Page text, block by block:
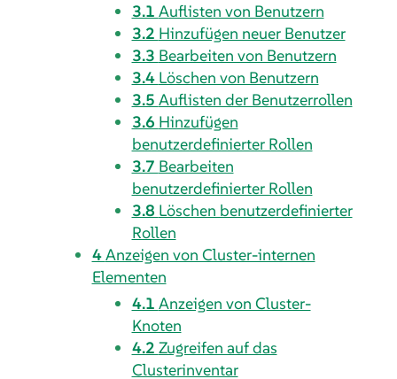
3.1 Auflisten von Benutzern
3.2 Hinzufügen neuer Benutzer
3.3 Bearbeiten von Benutzern
3.4 Löschen von Benutzern
3.5 Auflisten der Benutzerrollen
3.6 Hinzufügen
benutzerdefinierter Rollen
3.7 Bearbeiten
benutzerdefinierter Rollen
3.8 Löschen benutzerdefinierter
Rollen
4Anzeigen von Cluster-internen
Elementen
4.1 Anzeigen von Cluster-
Knoten
4.2 Zugreifen auf das
Clusterinventar